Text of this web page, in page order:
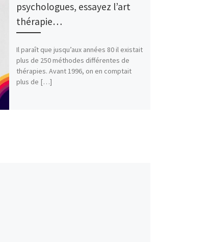
psychologues, essayez l’art
thérapie…
Il paraît que jusqu’aux années 80 il existait
plus de 250 méthodes différentes de
thérapies. Avant 1996, on en comptait
plus de […]